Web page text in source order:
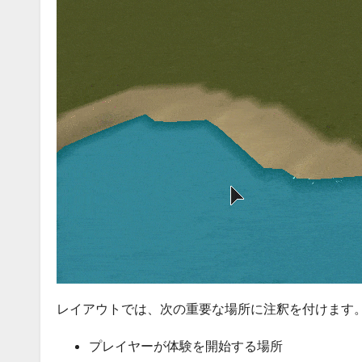
レイアウトでは、次の重要な場所に注釈を付けます
プレイヤーが体験を開始する場所